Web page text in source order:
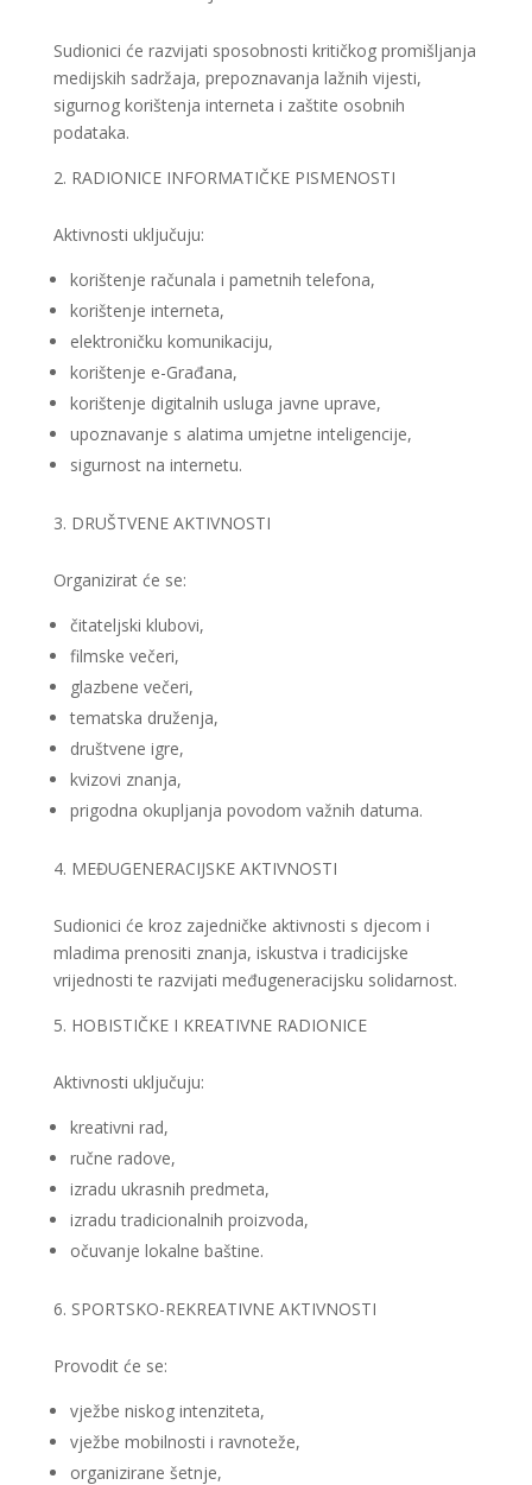
Sudionici će razvijati sposobnosti kritičkog promišljanja
medijskih sadržaja, prepoznavanja lažnih vijesti,
sigurnog korištenja interneta i zaštite osobnih
podataka.
RADIONICE INFORMATIČKE PISMENOSTI
Aktivnosti uključuju:
korištenje računala i pametnih telefona,
korištenje interneta,
elektroničku komunikaciju,
korištenje e-Građana,
korištenje digitalnih usluga javne uprave,
upoznavanje s alatima umjetne inteligencije,
sigurnost na internetu.
DRUŠTVENE AKTIVNOSTI
Organizirat će se:
čitateljski klubovi,
filmske večeri,
glazbene večeri,
tematska druženja,
društvene igre,
kvizovi znanja,
prigodna okupljanja povodom važnih datuma.
MEĐUGENERACIJSKE AKTIVNOSTI
Sudionici će kroz zajedničke aktivnosti s djecom i
mladima prenositi znanja, iskustva i tradicijske
vrijednosti te razvijati međugeneracijsku solidarnost.
HOBISTIČKE I KREATIVNE RADIONICE
Aktivnosti uključuju:
kreativni rad,
ručne radove,
izradu ukrasnih predmeta,
izradu tradicionalnih proizvoda,
očuvanje lokalne baštine.
SPORTSKO-REKREATIVNE AKTIVNOSTI
Provodit će se:
vježbe niskog intenziteta,
vježbe mobilnosti i ravnoteže,
organizirane šetnje,